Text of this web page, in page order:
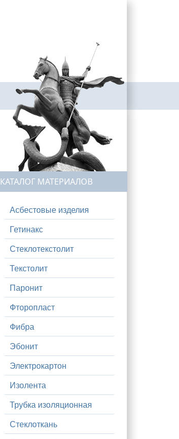
КАТАЛОГ МАТЕРИАЛОВ
Асбестовые изделия
Гетинакс
Стеклотекстолит
Текстолит
Паронит
Фторопласт
Фибра
Эбонит
Электрокартон
Изолента
Трубка изоляционная
Стеклоткань